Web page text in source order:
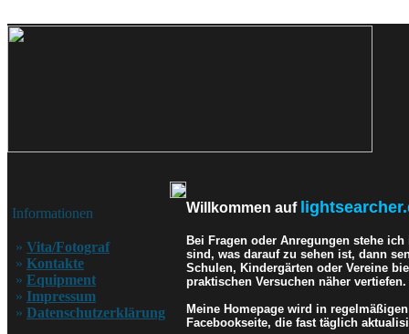
Informationen
» Vita/Fotograf
» Kontakte
» Equipment
» Impressum
» Datenschutzerklärung
Willkommen auf
Bei Fragen oder Anregungen stehe
sind, was darauf zu sehen ist, dann
Schulen, Kindergärten oder Vereine
praktischen Versuchen näher vertiefen.
Meine Homepage wird in
Facebookseite, die fast täglich